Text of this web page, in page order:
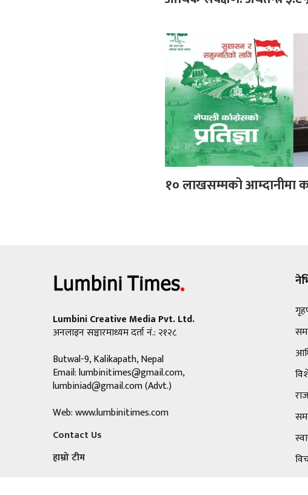
१० लाखसम्मको आम्दानीमा
Lumbini Creative Media Pvt. Ltd.
अनलाइन सञ्चारमाध्यम दर्ता नं.: २१२८
Butwal-9, Kalikapath, Nepal
Email:lumbinitimes@gmail.com,
lumbiniad@gmail.com(Advt.)
Web: www.lumbinitimes.com
Contact Us
हाम्रो टीम